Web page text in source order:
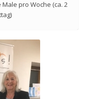
pro Woche (ca. 2